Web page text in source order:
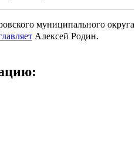
муниципального округа
Алексей Родин.